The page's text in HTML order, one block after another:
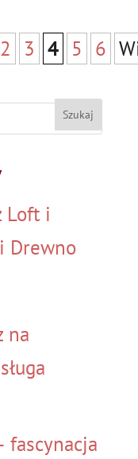
2 3 4 5 6
Loft i
Drewno
na
fascynacja